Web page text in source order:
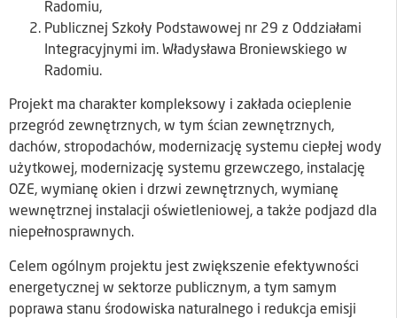
Radomiu,
Publicznej Szkoły Podstawowej nr 29 z Oddziałami
Integracyjnymi im. Władysława Broniewskiego w
Radomiu.
Projekt ma charakter kompleksowy i zakłada ocieplenie
przegród zewnętrznych, w tym ścian zewnętrznych,
dachów, stropodachów, modernizację systemu ciepłej wody
użytkowej, modernizację systemu grzewczego, instalację
OZE, wymianę okien i drzwi zewnętrznych, wymianę
wewnętrznej instalacji oświetleniowej, a także podjazd dla
niepełnosprawnych.
Celem ogólnym projektu jest zwiększenie efektywności
energetycznej w sektorze publicznym, a tym samym
poprawa stanu środowiska naturalnego i redukcja emisji